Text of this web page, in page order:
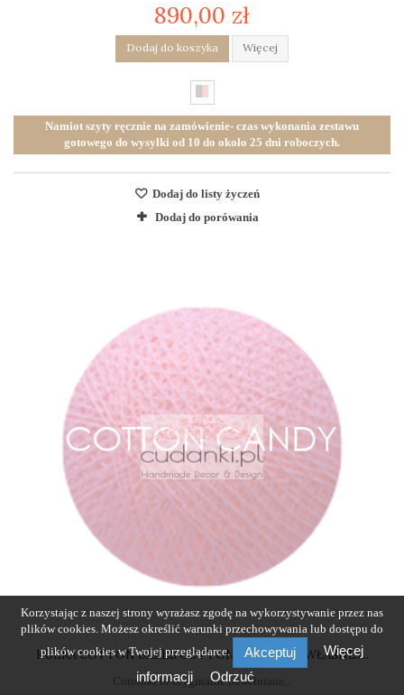
890,00 zł
Dodaj do koszyka Więcej
Namiot szyty ręcznie na zamówienie- czas wykonania zestawu
gotowego do wysyłki od 10 do około 25 dni roboczych.
Dodaj do listy życzeń
Dodaj do porówania
KULKA COTTON BALLS COTTON CANDY DO WŁASNEJ...
Cottonki to oryginalne bawełniane...
Korzystając z naszej strony wyrażasz zgodę na wykorzystywanie przez nas
plików cookies. Możesz określić warunki przechowywania lub dostępu do
plików cookies w Twojej przeglądarce.
Akceptuj
Więcej
informacji
Odrzuć